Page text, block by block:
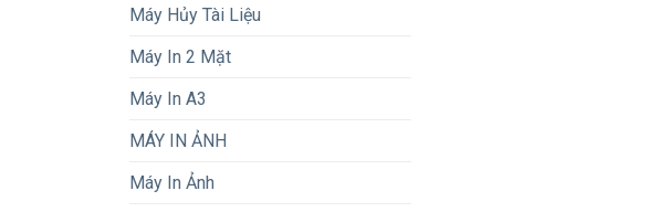
Máy Hủy Tài Liệu
Máy In 2 Mặt
Máy In A3
MÁY IN ẢNH
Máy In Ảnh